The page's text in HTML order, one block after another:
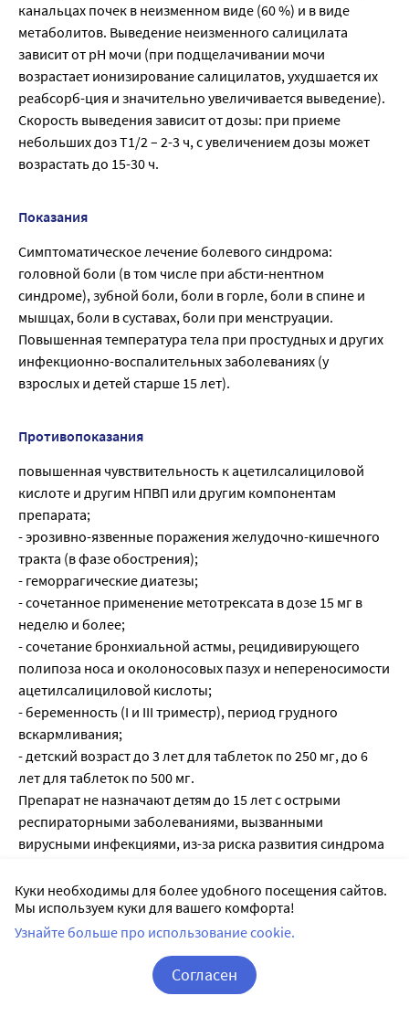
канальцах почек в неизменном виде (60 %) и в виде
метаболитов. Выведение неизменного салицилата
зависит от рН мочи (при подщелачивании мочи
возрастает ионизирование салицилатов, ухудшается их
реабсорб-ция и значительно увеличивается выведение).
Скорость выведения зависит от дозы: при приеме
небольших доз Т1/2 – 2-3 ч, с увеличением дозы может
возрастать до 15-30 ч.
Показания
Симптоматическое лечение болевого синдрома:
головной боли (в том числе при абсти-нентном
синдроме), зубной боли, боли в горле, боли в спине и
мышцах, боли в суставах, боли при менструации.
Повышенная температура тела при простудных и других
инфекционно-воспалительных заболеваниях (у
взрослых и детей старше 15 лет).
Противопоказания
повышенная чувствительность к ацетилсалициловой
кислоте и другим НПВП или другим компонентам
препарата;
- эрозивно-язвенные поражения желудочно-кишечного
тракта (в фазе обострения);
- геморрагические диатезы;
- сочетанное применение метотрексата в дозе 15 мг в
неделю и более;
- сочетание бронхиальной астмы, рецидивирующего
полипоза носа и околоносовых пазух и непереносимости
ацетилсалициловой кислоты;
- беременность (I и III триместр), период грудного
вскармливания;
- детский возраст до 3 лет для таблеток по 250 мг, до 6
лет для таблеток по 500 мг.
Препарат не назначают детям до 15 лет с острыми
респираторными заболеваниями, вызванными
вирусными инфекциями, из-за риска развития синдрома
печени с острым развитием печеночной
недостаточности).
С осторожностью – при сопутствующей терапии
антикоагулянтами, подагре, язвенной бо-лезни желудка
и/или двенадцатиперстной кишки (в анамнезе)
Куки необходимы для более удобного посещения сайтов.
Мы используем куки для вашего комфорта!
Узнайте больше про использование cookie.
Согласен